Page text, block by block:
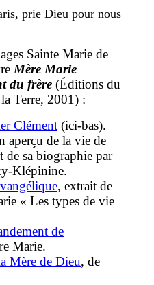
, prie Dieu pour nous
Sainte Marie de
Mère Marie
du frère (Éditions du
Terre, 2001) :
Clément (ici-bas).
aperçu de la vie de
de sa biographie par
Klépinine.
, extrait de
« Les types de vie
de
Marie.
Mère de Dieu, de